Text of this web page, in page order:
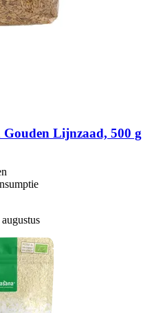
Gouden Lijnzaad, 500 g